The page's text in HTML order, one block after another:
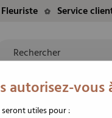
Service
EVÈNEMENTS
DU MOMENT
autorisez-vous
seront utiles pour :